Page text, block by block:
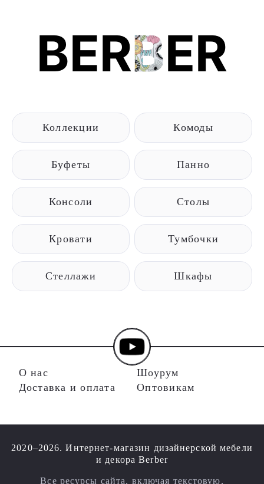
BERBER
Коллекции Комоды
Буфеты Панно
Консоли Столы
Кровати Тумбочки
Стеллажи Шкафы
О нас
Доставка и оплата
Шоурум
Оптовикам
2020–2026. Интернет-магазин дизайнерской мебели
и декора Berber
Все ресурсы сайта, включая текстовую,